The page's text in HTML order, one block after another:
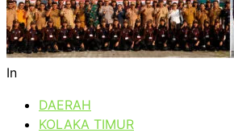
In
DAERAH
KOLAKA TIMUR